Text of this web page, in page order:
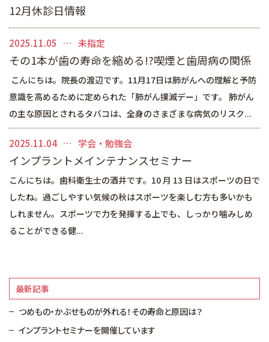
12月休診日情報
2025.11.05 未指定
その1本が歯の寿命を縮める!?喫煙と歯周病の関係
こんにちは。院長の渡辺です。11月17日は肺がんへの理解と予防
意識を高めるために定められた「肺がん撲滅デー」です。 肺がん
の主な原因とされるタバコは、全身のさまざまな病気のリスク...
2025.11.04 学会・勉強会
インプラントメインテナンスセミナー
こんにちは。歯科衛生士の酒井です。10 月 13 日はスポーツの日で
したね。過ごしやすい気候の秋はスポーツを楽しむ方も多いかも
しれません。スポーツで力を発揮する上でも、しっかり噛みしめ
ることができる健...
最新記事
つめもの・かぶせものが外れる！その寿命と原因は？
インプラントセミナーを開催しています